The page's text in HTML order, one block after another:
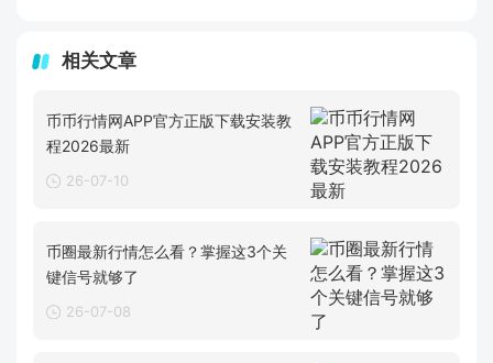
相关文章
币币行情网APP官方正版下载安装教
程2026最新
26-07-10
币圈最新行情怎么看？掌握这3个关
键信号就够了
26-07-08